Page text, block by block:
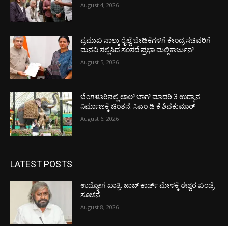
August 4, 2026
ಪ್ರಮುಖ ನಾಲ್ಕು ರೈಲ್ವೆ ಬೇಡಿಕೆಗಳಿಗೆ ಕೇಂದ್ರ ಸಚಿವರಿಗೆ
ಮನವಿ ಸಲ್ಲಿಸಿದ ಸಂಸದೆ ಪ್ರಭಾ ಮಲ್ಲಿಕಾರ್ಜುನ್
August 5, 2026
ಬೆಂಗಳೂರಿನಲ್ಲಿ ಲಾಲ್ ಬಾಗ್ ಮಾದರಿ 3 ಉದ್ಯಾನ
ನಿರ್ಮಾಣಕ್ಕೆ ಚಿಂತನೆ: ಸಿಎಂ ಡಿ ಕೆ ಶಿವಕುಮಾರ್
August 6, 2026
LATEST POSTS
ಉದ್ಯೋಗ ಖಾತ್ರಿ: ಜಾಬ್ ಕಾರ್ಡ್ ಮೇಳಕ್ಕೆ ಈಶ್ವರ ಖಂಡ್ರೆ
ಸೂಚನೆ
August 8, 2026